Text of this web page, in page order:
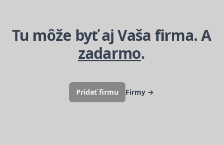
Tu môže byť aj Vaša firma. A
zadarmo.
Pridať firmu Firmy →